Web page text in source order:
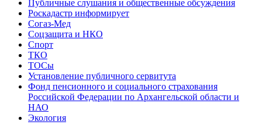
Публичные слушания и общественные обсуждения
Роскадастр информирует
Согаз-Мед
Соцзащита и НКО
Спорт
ТКО
ТОСы
Установление публичного сервитута
Фонд пенсионного и социального страхования
Российской Федерации по Архангельской области и
НАО
Экология